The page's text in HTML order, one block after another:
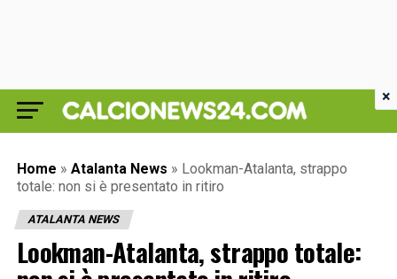
Home » Atalanta News » Lookman-Atalanta, strappo
totale: non si è presentato in ritiro
ATALANTA NEWS
Lookman-Atalanta, strappo totale:
×